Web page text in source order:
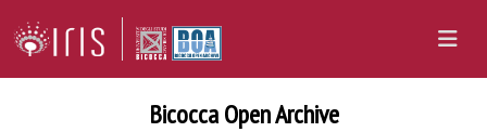
Bicocca Open Archive